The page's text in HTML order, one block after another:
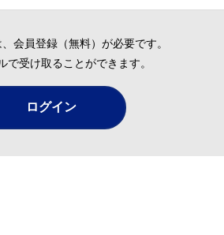
会員登録（無料）が必要です。
受け取ることができます。
ログイン